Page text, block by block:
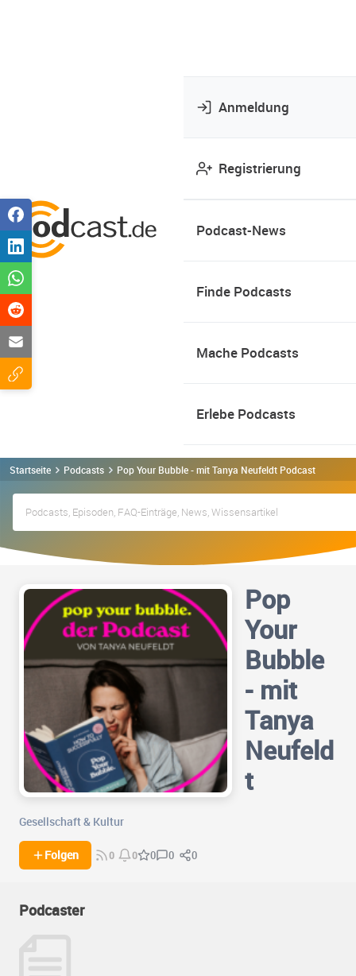
Anmeldung
Registrierung
Podcast-News
Finde Podcasts
Mache Podcasts
Erlebe Podcasts
Startseite Podcasts Pop Your Bubble - mit Tanya Neufeldt Podcast
Pop
Your
Bubble
- mit
Tanya
Neufeld
t
Gesellschaft & Kultur
Folgen 0 0 0 0 0
Podcaster